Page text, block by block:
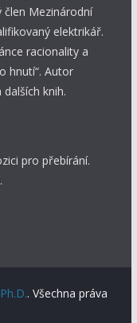
člen Mezinárodní
elektrikář.
racionality a
hnutí“. Autor
dalších knih.
pro přebírání.
. Všechna práva